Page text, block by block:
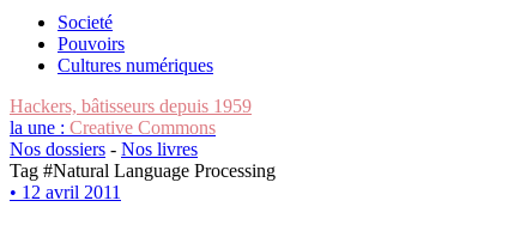
Societé
Pouvoirs
Cultures numériques
Hackers, bâtisseurs depuis 1959
la une : Creative Commons
Nos dossiers - Nos livres
Tag #Natural Language Processing
• 12 avril 2011